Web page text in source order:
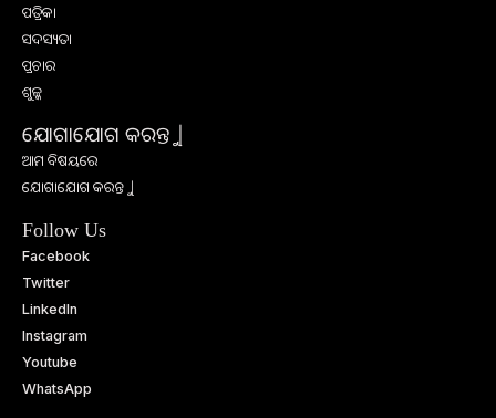
ପତ୍ରିକା
ସଦସ୍ୟତା
ପ୍ରଚାର
ଶୁଳ୍କ
ଯୋଗାଯୋଗ କରନ୍ତୁ |
ଆମ ବିଷୟରେ
ଯୋଗାଯୋଗ କରନ୍ତୁ |
Follow Us
Facebook
Twitter
LinkedIn
Instagram
Youtube
WhatsApp